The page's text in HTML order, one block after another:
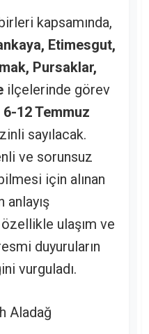
kapsamında,
Etimesgut,
Pursaklar,
ilçelerinde görev
6-12 Temmuz
sayılacak.
ve sorunsuz
için alınan
anlayış
ulaşım ve
duyuruların
vurguladı.
Aladağ